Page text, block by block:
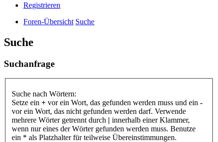
Registrieren
Foren-Übersicht Suche
Suche
Suchanfrage
Suche nach Wörtern:
Setze ein + vor ein Wort, das gefunden werden muss und ein -
vor ein Wort, das nicht gefunden werden darf. Verwende
mehrere Wörter getrennt durch | innerhalb einer Klammer,
wenn nur eines der Wörter gefunden werden muss. Benutze
ein * als Platzhalter für teilweise Übereinstimmungen.